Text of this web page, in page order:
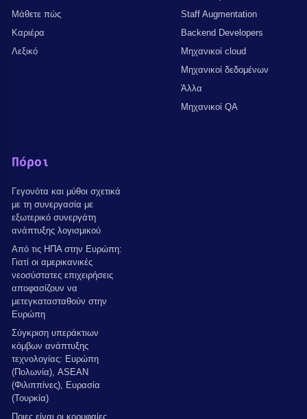
Μάθετε πώς
Καριέρα
Λεξικό
Staff Augmentation
Backend Developers
Μηχανικοί cloud
Μηχανικοί δεδομένων
Άλλα
Μηχανικοί QA
Πόροι
Γεγονότα και μύθοι σχετικά
με τη συνεργασία με
εξωτερικό συνεργάτη
ανάπτυξης λογισμικού
Από τις ΗΠΑ στην Ευρώπη:
Γιατί οι αμερικανικές
νεοσύστατες επιχειρήσεις
αποφασίζουν να
μετεγκατασταθούν στην
Ευρώπη
Σύγκριση υπεράκτιων
κόμβων ανάπτυξης
τεχνολογίας: Ευρώπη
(Πολωνία), ASEAN
(Φιλιππίνες), Ευρασία
(Τουρκία)
Ποιες είναι οι κορυφαίες